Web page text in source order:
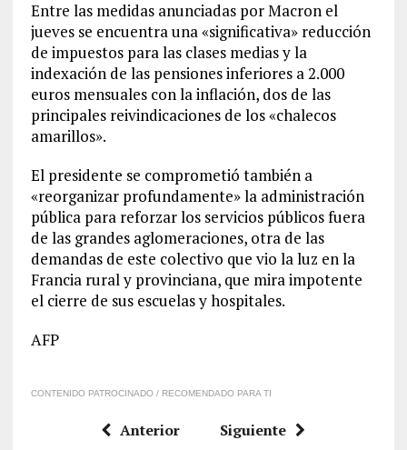
Entre las medidas anunciadas por Macron el
jueves se encuentra una «significativa» reducción
de impuestos para las clases medias y la
indexación de las pensiones inferiores a 2.000
euros mensuales con la inflación, dos de las
principales reivindicaciones de los «chalecos
amarillos».
El presidente se comprometió también a
«reorganizar profundamente» la administración
pública para reforzar los servicios públicos fuera
de las grandes aglomeraciones, otra de las
demandas de este colectivo que vio la luz en la
Francia rural y provinciana, que mira impotente
el cierre de sus escuelas y hospitales.
AFP
CONTENIDO PATROCINADO / RECOMENDADO PARA TI
Anterior Siguiente